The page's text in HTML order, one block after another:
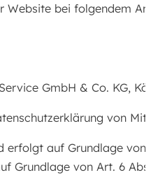
Website bei folgendem
GmbH & Co. KG,
von
erfolgt auf Grundlage
Grundlage von Art. 6